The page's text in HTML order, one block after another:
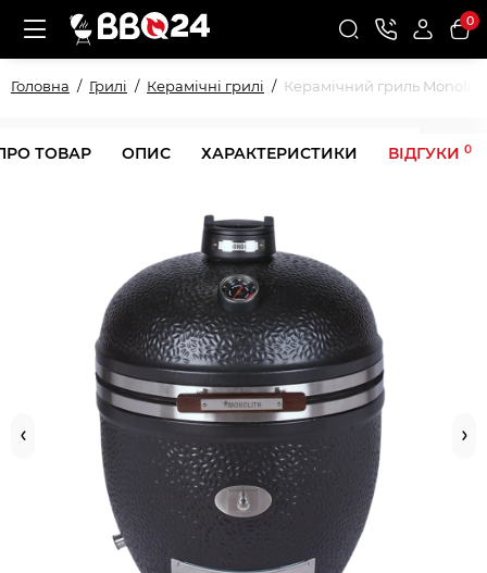
0
Головна Грилі Керамічні грилі Керамічний гриль
ТОВАР ОПИС ХАРАКТЕРИСТИКИ ВІДГУКИ 0